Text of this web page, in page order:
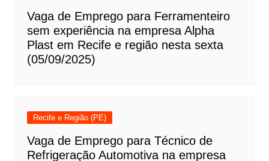
Vaga de Emprego para Ferramenteiro
sem experiência na empresa Alpha
Plast em Recife e região nesta sexta
(05/09/2025)
Recife e Região (PE)
Vaga de Emprego para Técnico de
Refrigeração Automotiva na empresa